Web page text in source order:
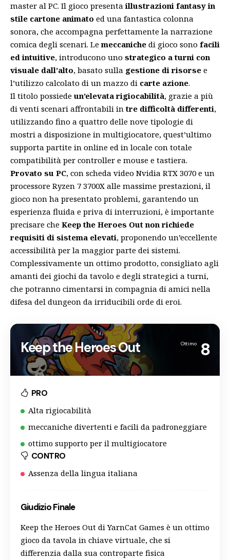
master al PC. Il gioco presentaillustrazioni fantasy in
stile cartone animato ed una fantastica colonna
sonora, che accompagna perfettamente la narrazione
comica degli scenari. Lemeccaniche di gioco sono facili
ed intuitive, introducono uno strategico a turni con
visuale dall’alto, basato sulla gestione di risorse e
l’utilizzo calcolato di un mazzo di carte azione.
Il titolo possiede un’elevata rigiocabilità, grazie a più
di venti scenari affrontabili intre difficoltà differenti,
utilizzando fino a quattro delle nove tipologie di
mostri a disposizione in multigiocatore, quest’ultimo
supporta partite in online ed in locale con totale
compatibilità per controller e mouse e tastiera.
Provato su PC, con scheda video Nvidia RTX 3070 e un
processore Ryzen 7 3700X alle massime prestazioni, il
gioco non ha presentato problemi, garantendo un
esperienza fluida e priva di interruzioni, è importante
precisare che Keep the Heroes Out non richiede
requisiti di sistema elevati, proponendo un’eccellente
accessibilità per la maggior parte dei sistemi.
Complessivamente un ottimo prodotto, consigliato agli
amanti dei giochi da tavolo e degli strategici a turni,
che potranno cimentarsi in compagnia di amici nella
difesa del dungeon da irriducibili orde di eroi.
Keep the Heroes Out Ottimo 8
PRO
Alta rigiocabilità
meccaniche divertenti e facili da padroneggiare
ottimo supporto per il multigiocatore
CONTRO
Assenza della lingua italiana
Giudizio Finale
Keep the Heroes Out di YarnCat Games è un ottimo
gioco da tavola in chiave virtuale, che si
differenzia dalla sua controparte fisica